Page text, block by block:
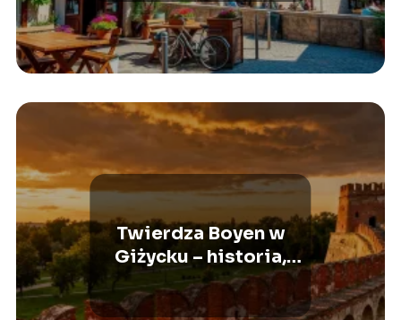
Twierdza Boyen w
Giżycku – historia,
zwiedzanie, atrakcje